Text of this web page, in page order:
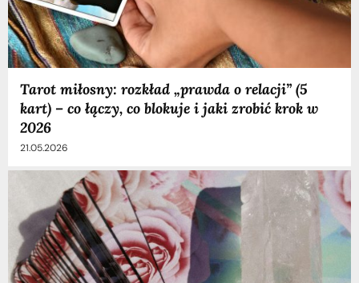
Tarot miłosny: rozkład „prawda o relacji” (5
kart) – co łączy, co blokuje i jaki zrobić krok w
2026
21.05.2026